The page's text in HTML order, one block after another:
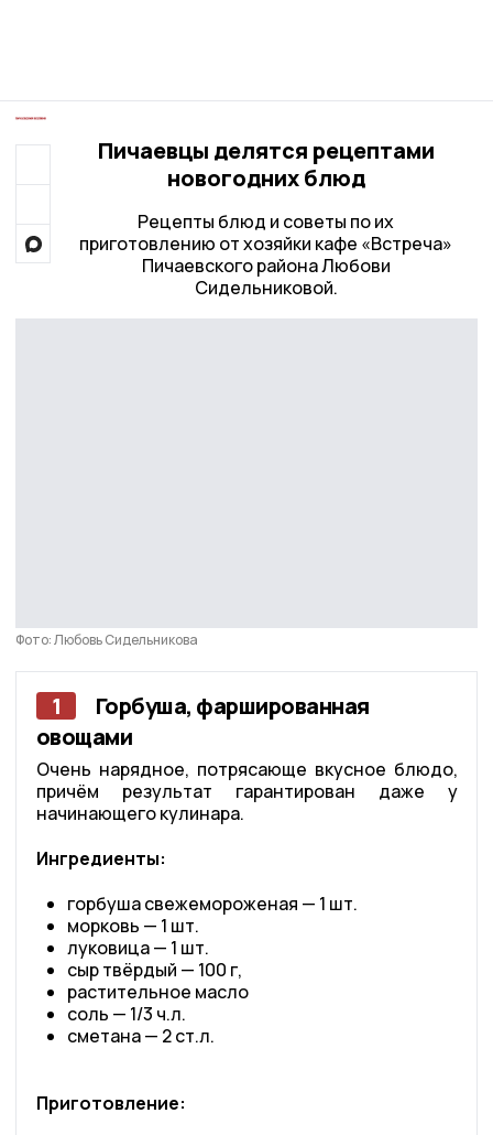
Пичаевцы делятся рецептами
новогодних блюд
Рецепты блюд и советы по их
приготовлению от хозяйки кафе «Встреча»
Пичаевского района Любови
Сидельниковой.
Фото: Любовь Сидельникова
1
Горбуша, фаршированная
овощами
Очень нарядное, потрясающе вкусное блюдо,
причём результат гарантирован даже у
начинающего кулинара.
Ингредиенты:
горбуша свежемороженая — 1 шт.
морковь — 1 шт.
луковица — 1 шт.
сыр твёрдый — 100 г,
растительное масло
соль — 1/3 ч.л.
сметана — 2 ст.л.
Приготовление: